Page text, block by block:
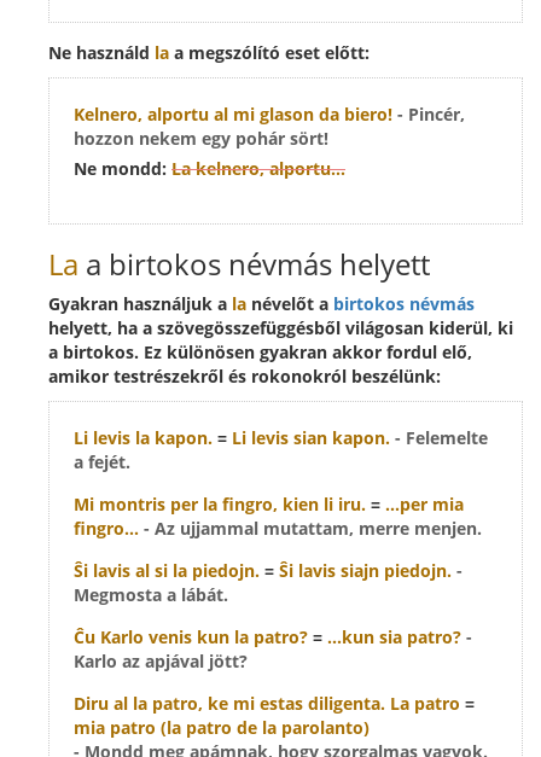
Ne használd la a megszólító eset előtt:
Kelnero, alportu al mi glason da biero! - Pincér,
hozzon nekem egy pohár sört!
Ne mondd: La kelnero, alportu...
La a birtokos névmás helyett
Gyakran használjuk a la névelőt a birtokos névmás
helyett, ha a szövegösszefüggésből világosan kiderül, ki
a birtokos. Ez különösen gyakran akkor fordul elő,
amikor testrészekről és rokonokról beszélünk:
Li levis la kapon. = Li levis sian kapon. - Felemelte
a fejét.
Mi montris per la fingro, kien li iru. = ...per mia
fingro... - Az ujjammal mutattam, merre menjen.
Ŝi lavis al si la piedojn. = Ŝi lavis siajn piedojn. -
Megmosta a lábát.
Ĉu Karlo venis kun la patro? = ...kun sia patro? -
Karlo az apjával jött?
Diru al la patro, ke mi estas diligenta. La patro =
mia patro (la patro de la parolanto)
- Mondd meg apámnak, hogy szorgalmas vagyok.